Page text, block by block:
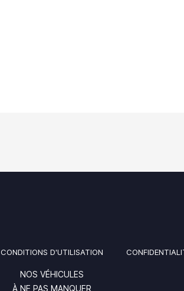
CONDITIONS D'UTILISATION
NOS VÉHICULES
À NE PAS MANQUER